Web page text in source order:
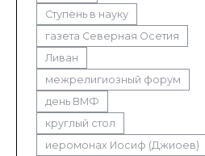
Ступень в науку
газета Северная Осетия
Ливан
межрелигиозный форум
день ВМФ
круглый стол
иеромонах Иосиф (Джиоев)